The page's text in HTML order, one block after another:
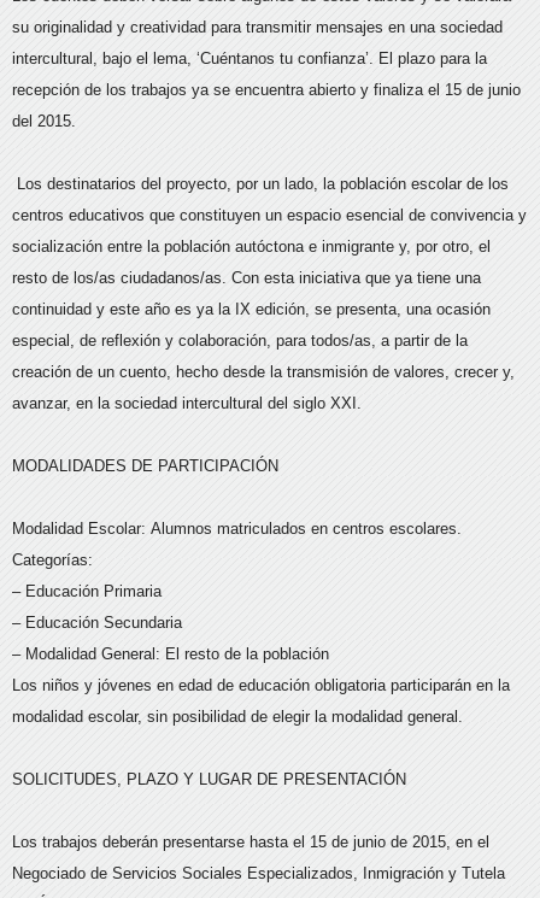
su originalidad y creatividad para transmitir mensajes en una sociedad
intercultural, bajo el lema, ‘Cuéntanos tu confianza’. El plazo para la
recepción de los trabajos ya se encuentra abierto y finaliza el 15 de junio
del 2015.
Los destinatarios del proyecto, por un lado, la población escolar de los
centros educativos que constituyen un espacio esencial de convivencia y
socialización entre la población autóctona e inmigrante y, por otro, el
resto de los/as ciudadanos/as. Con esta iniciativa que ya tiene una
continuidad y este año es ya la IX edición, se presenta, una ocasión
especial, de reflexión y colaboración, para todos/as, a partir de la
creación de un cuento, hecho desde la transmisión de valores, crecer y,
avanzar, en la sociedad intercultural del siglo XXI.
MODALIDADES DE PARTICIPACIÓN
Modalidad Escolar: Alumnos matriculados en centros escolares.
Categorías:
– Educación Primaria
– Educación Secundaria
– Modalidad General: El resto de la población
Los niños y jóvenes en edad de educación obligatoria participarán en la
modalidad escolar, sin posibilidad de elegir la modalidad general.
SOLICITUDES, PLAZO Y LUGAR DE PRESENTACIÓN
Los trabajos deberán presentarse hasta el 15 de junio de 2015, en el
Negociado de Servicios Sociales Especializados, Inmigración y Tutela